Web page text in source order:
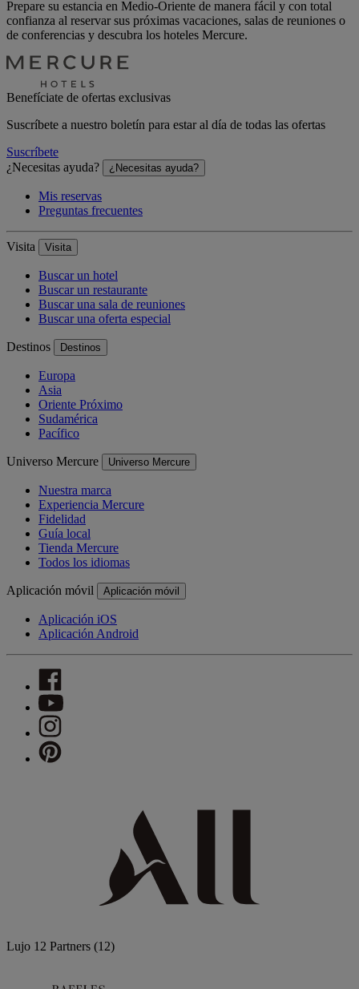
Prepare su estancia en Medio-Oriente de manera fácil y con total
confianza al reservar sus próximas vacaciones, salas de reuniones o
de conferencias y descubra los hoteles Mercure.
Benefíciate de ofertas exclusivas
Suscríbete a nuestro boletín para estar al día de todas las ofertas
Suscríbete
¿Necesitas ayuda?
¿Necesitas ayuda?
Mis reservas
Preguntas frecuentes
Visita Visita
Buscar un hotel
Buscar un restaurante
Buscar una sala de reuniones
Buscar una oferta especial
Destinos Destinos
Europa
Asia
Oriente Próximo
Sudamérica
Pacífico
Universo Mercure Universo Mercure
Nuestra marca
Experiencia Mercure
Fidelidad
Guía local
Tienda Mercure
Todos los idiomas
Aplicación móvil Aplicación móvil
Aplicación iOS
Aplicación Android
Lujo 12 Partners (12)